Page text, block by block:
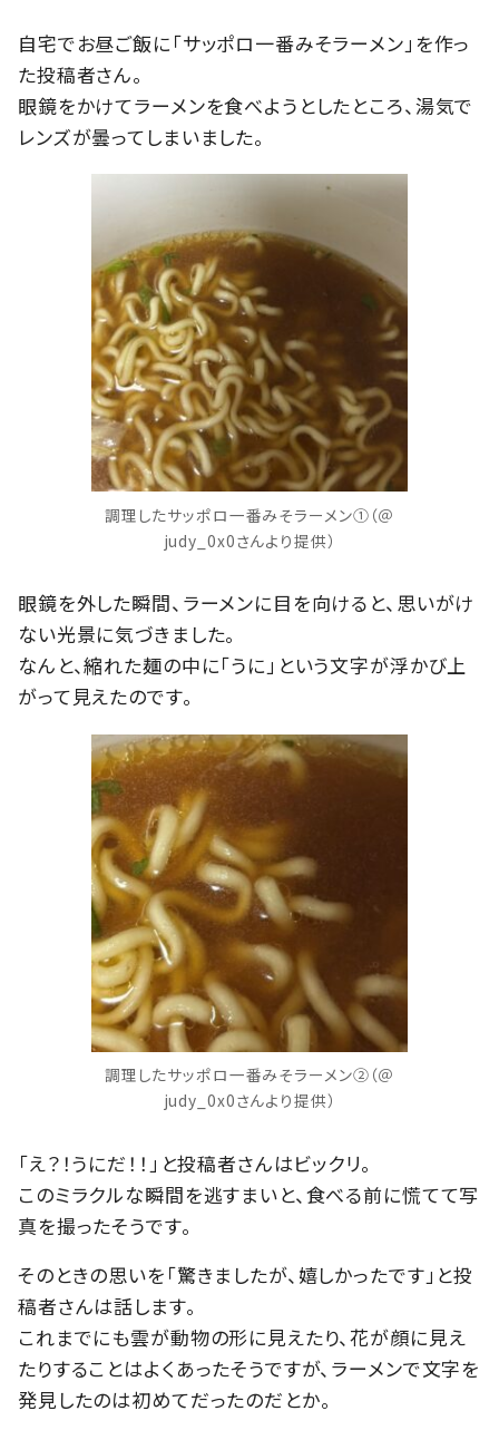
自宅でお昼ご飯に「サッポロ一番みそラーメン」を作っ
た投稿者さん。
眼鏡をかけてラーメンを食べようとしたところ、湯気で
レンズが曇ってしまいました。
調理したサッポロ一番みそラーメン①（＠
judy_0x0さんより提供）
眼鏡を外した瞬間、ラーメンに目を向けると、思いがけ
ない光景に気づきました。
なんと、縮れた麺の中に「うに」という文字が浮かび上
がって見えたのです。
調理したサッポロ一番みそラーメン②（＠
judy_0x0さんより提供）
「え？！うにだ！！」と投稿者さんはビックリ。
このミラクルな瞬間を逃すまいと、食べる前に慌てて写
真を撮ったそうです。
そのときの思いを「驚きましたが、嬉しかったです」と投
稿者さんは話します。
これまでにも雲が動物の形に見えたり、花が顔に見え
たりすることはよくあったそうですが、ラーメンで文字を
発見したのは初めてだったのだとか。